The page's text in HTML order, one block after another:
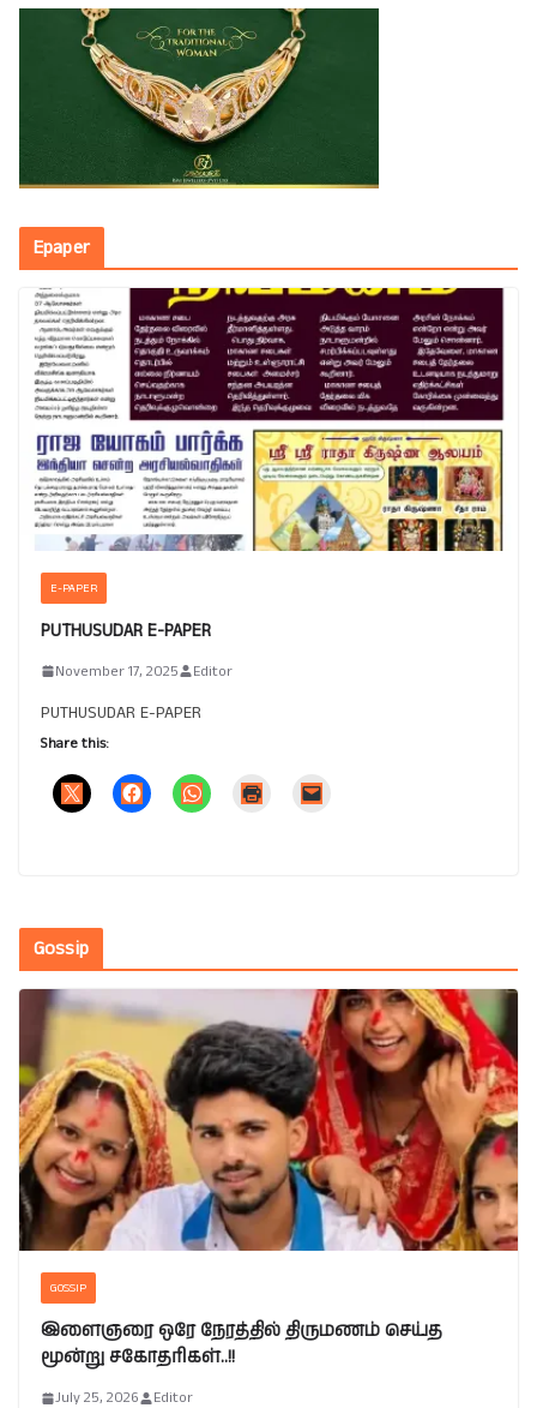
Epaper
E-PAPER
PUTHUSUDAR E-PAPER
November 17, 2025 Editor
PUTHUSUDAR E-PAPER
Share this:
Gossip
GOSSIP
இளைஞரை ஒரே நேரத்தில் திருமணம் செய்த
மூன்று சகோதரிகள்..!!
July 25, 2026 Editor